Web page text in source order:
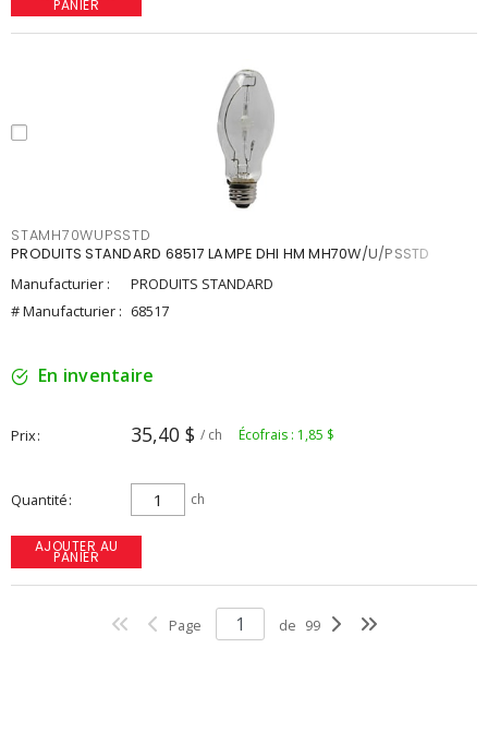
PANIER
STAMH70WUPSSTD
PRODUITS STANDARD 68517 LAMPE DHI HM MH70W/U/PSSTD
Manufacturier :
PRODUITS STANDARD
# Manufacturier : 68517
En inventaire
Prix 35,40 $ / ch Écofrais : 1,85 $
Quantité ch
AJOUTER AU
PANIER
Page de 99